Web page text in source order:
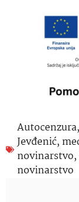
Autocenzura,
Jevđenić,
novinarstvo,
novinarstvo